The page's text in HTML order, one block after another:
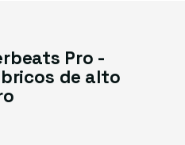
disponible
agotada o no disponible
$169.99 Pro -
de alto